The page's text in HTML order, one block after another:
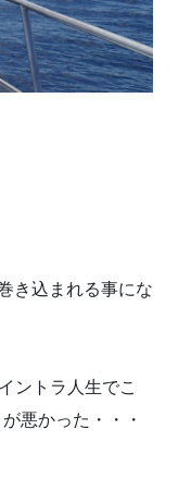
き込まれる事にな
ントラ人生でこ
悪かった・・・